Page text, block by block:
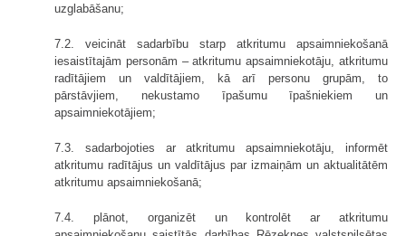
uzglabāšanu;
7.2. veicināt sadarbību starp atkritumu apsaimniekošanā
iesaistītajām personām – atkritumu apsaimniekotāju, atkritumu
radītājiem un valdītājiem, kā arī personu grupām, to
pārstāvjiem, nekustamo īpašumu īpašniekiem un
apsaimniekotājiem;
7.3. sadarbojoties ar atkritumu apsaimniekotāju, informēt
atkritumu radītājus un valdītājus par izmaiņām un aktualitātēm
atkritumu apsaimniekošanā;
7.4. plānot, organizēt un kontrolēt ar atkritumu